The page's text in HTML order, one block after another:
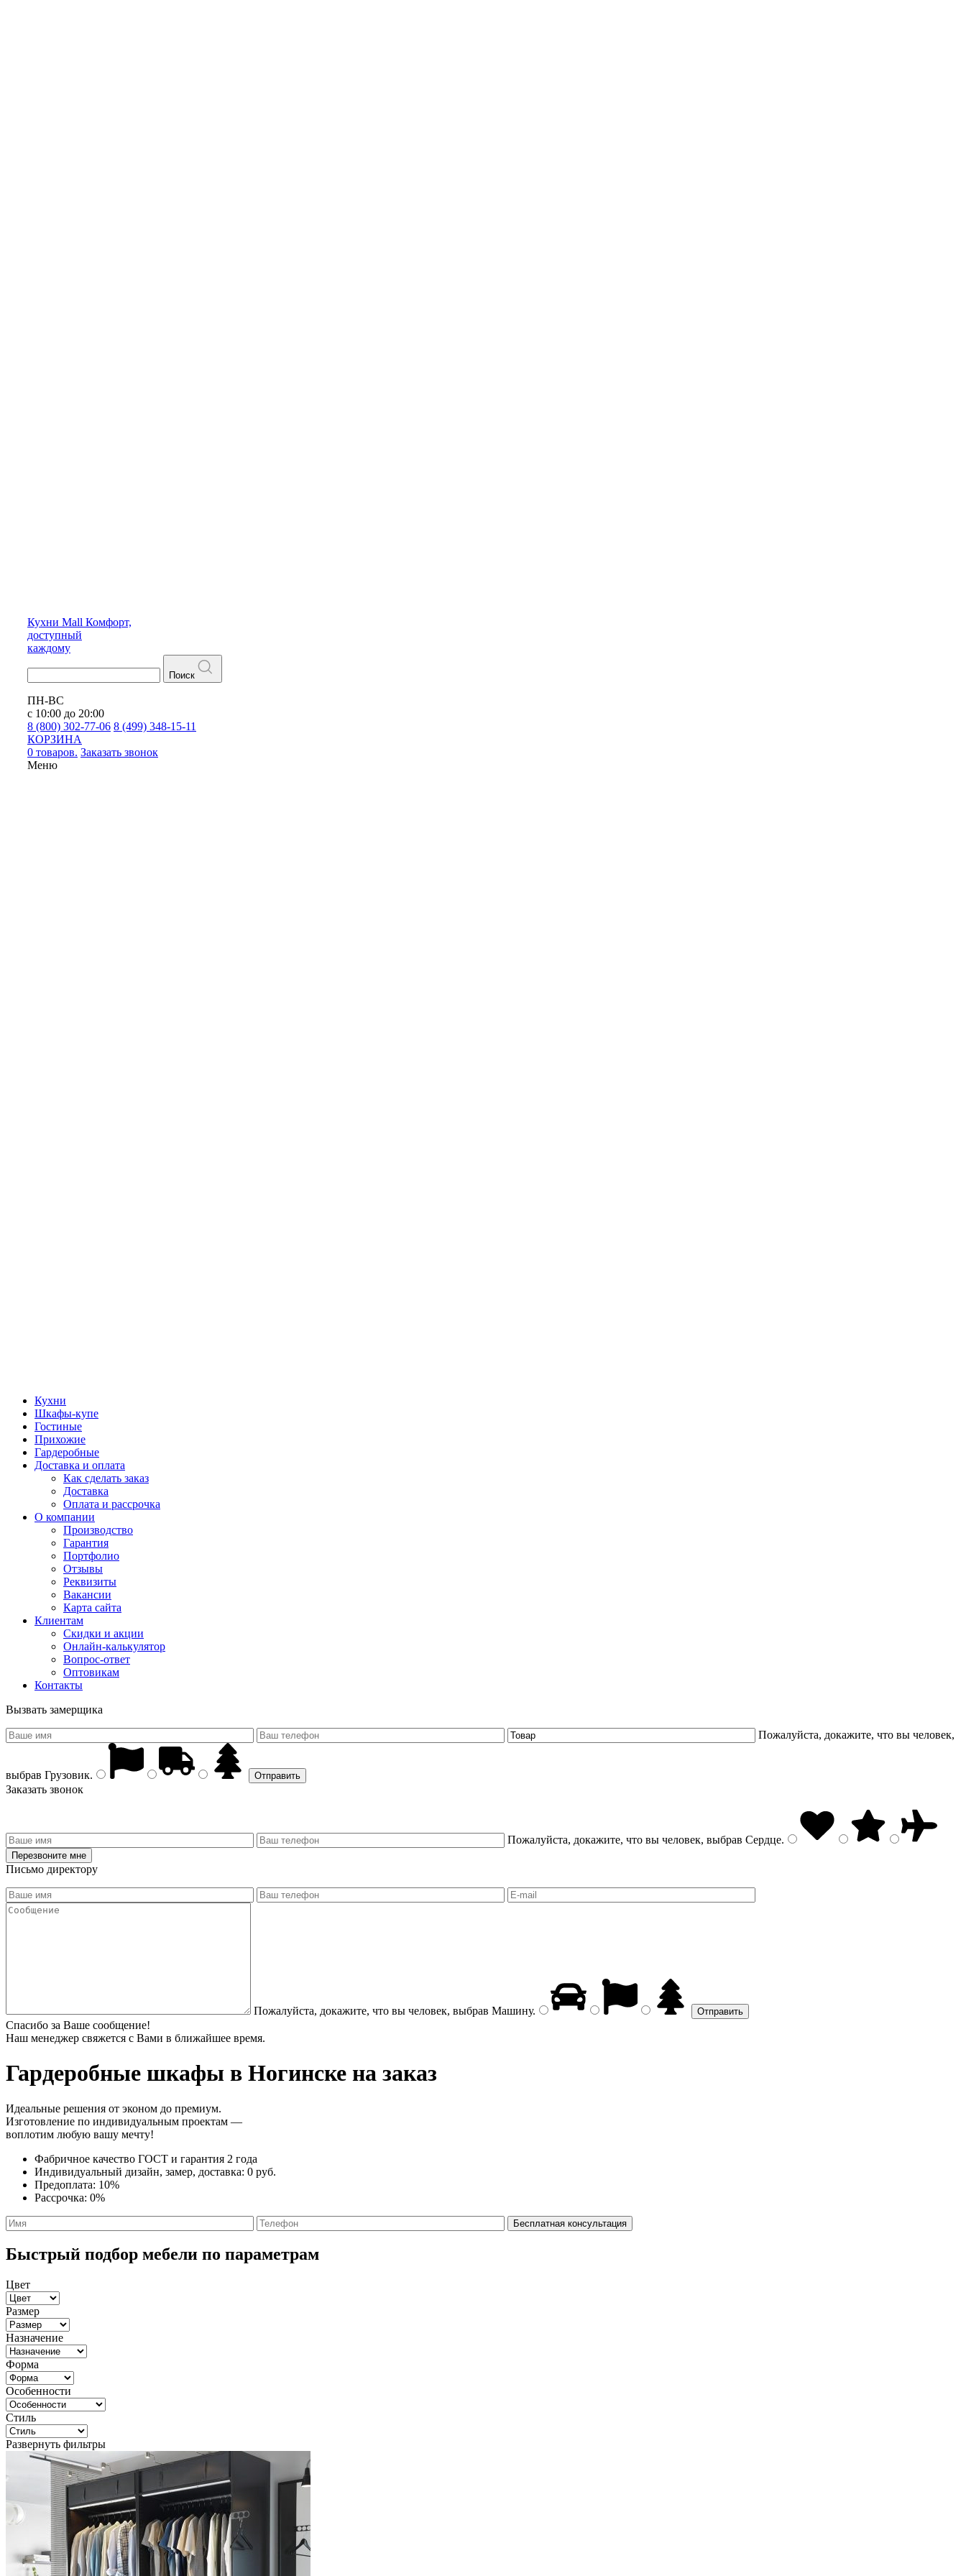
Кухни Mall Комфорт,
доступный
каждому
Поиск
ПН-ВС
с 10:00 до 20:00
8 (800) 302-77-06 8 (499) 348-15-11
КОРЗИНА
0 товаров. Заказать звонок
Меню
Кухни
Шкафы-купе
Гостиные
Прихожие
Гардеробные
Доставка и оплата
Как сделать заказ
Доставка
Оплата и рассрочка
О компании
Производство
Гарантия
Портфолио
Отзывы
Реквизиты
Вакансии
Карта сайта
Клиентам
Скидки и акции
Онлайн-калькулятор
Вопрос-ответ
Оптовикам
Контакты
Вызвать замерщика
Пожалуйста, докажите, что вы человек,
выбрав Грузовик.
Заказать звонок
Пожалуйста, докажите, что вы человек, выбрав Сердце.
Письмо директору
Пожалуйста, докажите, что вы человек, выбрав Машину.
Спасибо за Ваше сообщение!
Наш менеджер свяжется с Вами в ближайшее время.
Гардеробные шкафы в Ногинске на заказ
Идеальные решения от эконом до премиум.
Изготовление по индивидуальным проектам —
воплотим любую вашу мечту!
Фабричное качество ГОСТ и гарантия 2 года
Индивидуальный дизайн, замер, доставка: 0 руб.
Предоплата: 10%
Рассрочка: 0%
Быстрый подбор мебели по параметрам
Цвет
Размер
Назначение
Форма
Особенности
Стиль
Развернуть фильтры